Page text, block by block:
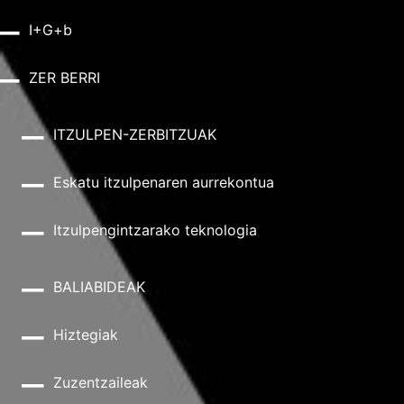
I+G+b
ZER BERRI
ITZULPEN-ZERBITZUAK
Eskatu itzulpenaren aurrekontua
Itzulpengintzarako teknologia
BALIABIDEAK
Hiztegiak
Zuzentzaileak